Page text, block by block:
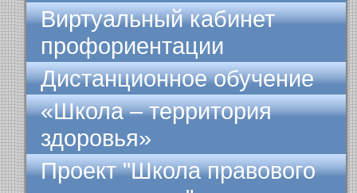
Виртуальный кабинет
профориентации
Дистанционное обучение
«Школа – территория
здоровья»
Проект "Школа правового